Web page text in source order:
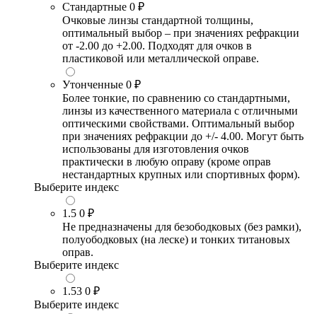
Стандартные 0 ₽
Очковые линзы стандартной толщины,
оптимальный выбор – при значениях рефракции
от -2.00 до +2.00. Подходят для очков в
пластиковой или металлической оправе.
Утонченные 0 ₽
Более тонкие, по сравнению со стандартными,
линзы из качественного материала с отличными
оптическими свойствами. Оптимальный выбор
при значениях рефракции до +/- 4.00. Могут быть
использованы для изготовления очков
практически в любую оправу (кроме оправ
нестандартных крупных или спортивных форм).
Выберите индекс
1.5 0 ₽
Не предназначены для безободковых (без рамки),
полуободковых (на леске) и тонких титановых
оправ.
Выберите индекс
1.53 0 ₽
Выберите индекс